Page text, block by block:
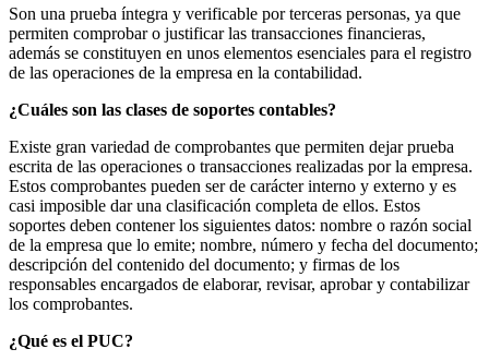
Son una prueba íntegra y verificable por terceras personas, ya que
permiten comprobar o justificar las transacciones financieras,
además se constituyen en unos elementos esenciales para el registro
de las operaciones de la empresa en la contabilidad.
¿Cuáles son las clases de soportes contables?
Existe gran variedad de comprobantes que permiten dejar prueba
escrita de las operaciones o transacciones realizadas por la empresa.
Estos comprobantes pueden ser de carácter interno y externo y es
casi imposible dar una clasificación completa de ellos. Estos
soportes deben contener los siguientes datos: nombre o razón social
de la empresa que lo emite; nombre, número y fecha del documento;
descripción del contenido del documento; y firmas de los
responsables encargados de elaborar, revisar, aprobar y contabilizar
los comprobantes.
¿Qué es el PUC?